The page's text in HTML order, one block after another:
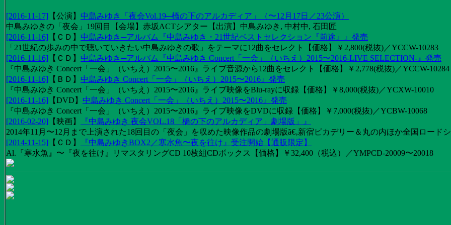
[2016-11-17] 【公演】 中島みゆき「夜会Vol.19─橋の下のアルカディア」（〜12月17日／23公演）
中島みゆきの「夜会」19回目【会場】赤坂ACTシアター【出演】中島みゆき, 中村中, 石田匠
[2016-11-16] 【 ＣＤ 】 中島みゆき─アルバム『中島みゆき・21世紀ベストセレクション『前途』』発売
「21世紀の歩みの中で聴いていきたい中島みゆきの歌」をテーマに12曲をセレクト【価格】￥2,800(税抜)／YCCW-10283
[2016-11-16] 【 ＣＤ 】 中島みゆき─アルバム『中島みゆき Concert「一会」（いちえ）2015〜2016-LIVE SELECTION-』発売
『中島みゆき Concert「一会」（いちえ）2015〜2016』ライブ音源から12曲をセレクト【価格】￥2,778(税抜)／YCCW-10284
[2016-11-16] 【 ＢＤ 】 中島みゆき Concert「一会」（いちえ）2015〜2016』発売
『中島みゆき Concert「一会」（いちえ）2015〜2016』ライブ映像をBlu-rayに収録【価格】￥8,000(税抜)／YCXW-10010
[2016-11-16] 【DVD 】 中島みゆき Concert「一会」（いちえ）2015〜2016』発売
『中島みゆき Concert「一会」（いちえ）2015〜2016』ライブ映像をDVDに収録【価格】￥7,000(税抜)／YCBW-10068
[2016-02-20] 【 映画】
『中島みゆき 夜会VOL.18「橋の下のアルカディア」劇場版」』
2014年11月〜12月まで上演された18回目の「夜会」を収めた映像作品の劇場版ã€‚新宿ピカデリー＆丸の内ほか全国ロード
[2014-11-15] 【 ＣＤ 】
『中島みゆきBOX2／寒水魚〜夜を往け』受注開始【通販限定】
Al.『寒水魚』〜『夜を往け』リマスタリングCD 10枚組CDボックス【価格】￥32,400（税込）／YMPCD-20009〜20018